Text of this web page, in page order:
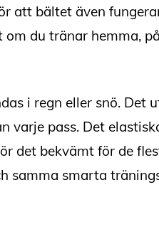
att bältet även
du tränar hemma,
i regn eller snö. Det
varje pass. Det
det bekvämt för de
samma smarta